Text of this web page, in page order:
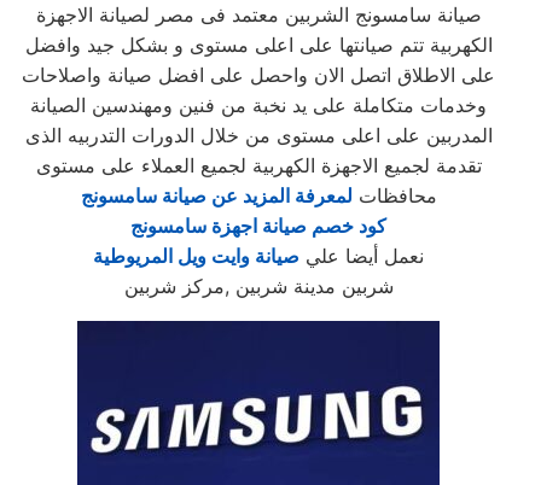
صيانة سامسونج الشربين معتمد فى مصر لصيانة الاجهزة
الكهربية تتم صيانتها على اعلى مستوى و بشكل جيد وافضل
على الاطلاق اتصل الان واحصل على افضل صيانة واصلاحات
وخدمات متكاملة على يد نخبة من فنين ومهندسين الصيانة
المدربين على اعلى مستوى من خلال الدورات التدربيه الذى
تقدمة لجميع الاجهزة الكهربية لجميع العملاء على مستوى
محافظات لمعرفة المزيد عن صيانة سامسونج
كود خصم صيانة اجهزة سامسونج
نعمل أيضا علي صيانة وايت ويل المريوطية
شربين مدينة شربين ,مركز شربين